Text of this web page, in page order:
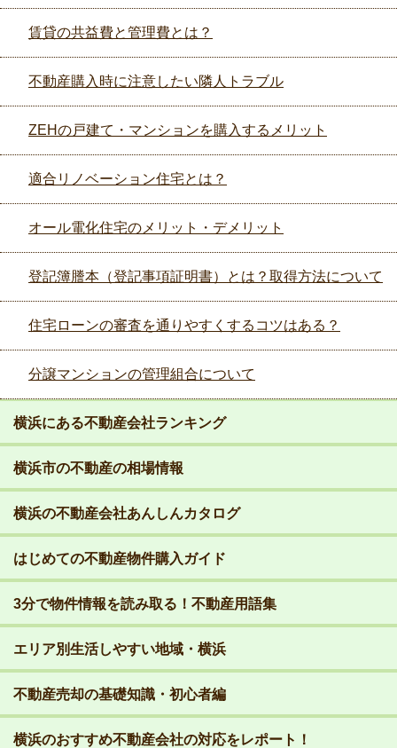
賃貸の共益費と管理費とは？
不動産購入時に注意したい隣人トラブル
ZEHの戸建て・マンションを購入するメリット
適合リノベーション住宅とは？
オール電化住宅のメリット・デメリット
登記簿謄本（登記事項証明書）とは？取得方法について
住宅ローンの審査を通りやすくするコツはある？
分譲マンションの管理組合について
横浜にある不動産会社ランキング
横浜市の不動産の相場情報
横浜の不動産会社あんしんカタログ
はじめての不動産物件購入ガイド
3分で物件情報を読み取る！不動産用語集
エリア別生活しやすい地域・横浜
不動産売却の基礎知識・初心者編
横浜のおすすめ不動産会社の対応をレポート！